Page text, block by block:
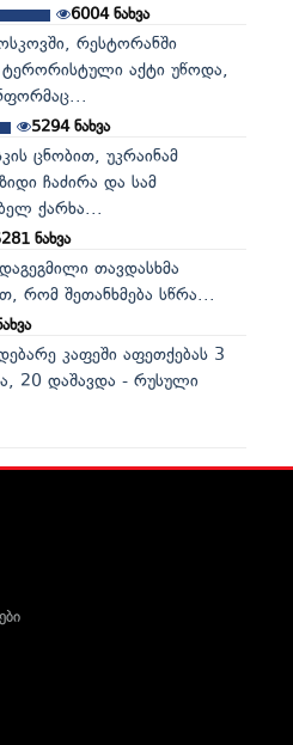
6004ნახვა
რესტორანში
აქტი უწოდა,
5294ნახვა
ცნობით, უკრაინამ
ჩაძირა და სამ
ქარხა...
ნახვა
თავდასხმა
რომ შეთანხმება სწრა...
კაფეში აფეთქებას 3
20 დაშავდა - რუსული